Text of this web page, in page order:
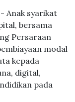
Anak syarikat
bersama
Persaraan
modal
kepada
digital,
pada